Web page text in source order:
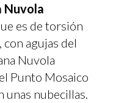
Nuvola
es de torsión
con agujas del
Nuvola
Punto Mosaico
unas nubecillas.